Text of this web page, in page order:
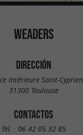
WEADERS
DIRECCIÓN
Intérieure Saint-Cyprien
31300 Toulouse
CONTACTOS
Tel. : 06 42 05 32 85